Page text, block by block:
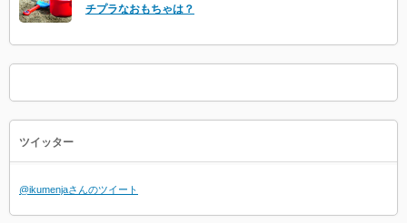
チプラなおもちゃは？
ツイッター
@ikumenjaさんのツイート